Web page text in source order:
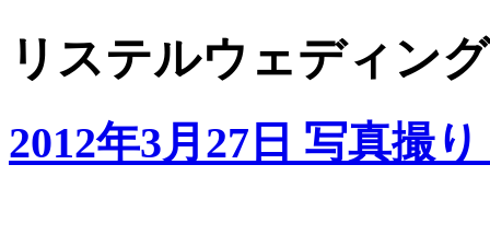
リステルウェディン
2012年3月27日 写真撮